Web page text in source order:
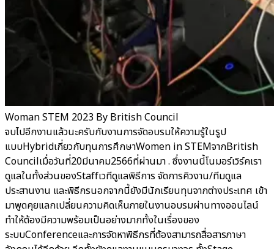
Woman STEM 2023 By British Council
จบไปอีกงานแล้วนะครับกับงานการจัดอบรมให้ความรู้ในรูป
แบบHybridเกี่ยวกับทุนการศึกษาWomen in STEMจากBritish
Councilเมื่อวันที่20มีนาคม2566ที่ผ่านมา . ซึ่งงานนี้โนมอร์เวิร์คเรา
ดูแลในทั้งส่วนของStaffเวทีดูแลพิธีการ จัดการคิวงาน/ทีมดูแล
ประสานงาน และพิธีกรนอกจากนี้ยังมีนักเรียนทุนจากต่างประเทศ เข้า
มาพูดคุยแลกเปลี่ยนความคิดเห็นภายในงานอบรมผ่านทางออนไลน์
ทำให้ต้องมีความพร้อมเป็นอย่างมากทั้งในเรื่องของ
ระบบConferenceและการจัดหาพิธีกรที่ต้องสามารถสื่อสารภาษา